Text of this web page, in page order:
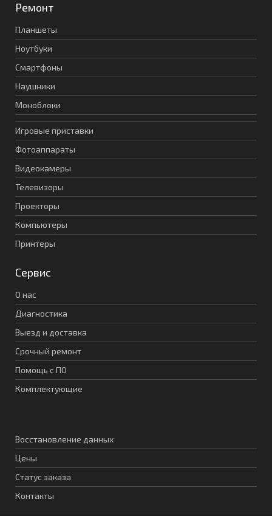
Ремонт
Планшеты
Ноутбуки
Смартфоны
Наушники
Моноблоки
Игровые приставки
Фотоаппараты
Видеокамеры
Телевизоры
Проекторы
Компьютеры
Принтеры
Сервис
О нас
Диагностика
Выезд и доставка
Срочный ремонт
Помощь с ПО
Комплектующие
Восстановление данных
Цены
Статус заказа
Контакты